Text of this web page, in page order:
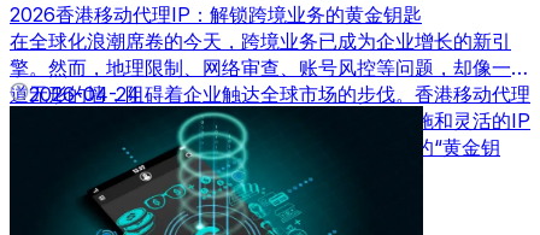
2026香港移动代理IP：解锁跨境业务的黄金钥匙
在全球化浪潮席卷的今天，跨境业务已成为企业增长的新引
擎。然而，地理限制、网络审查、账号风控等问题，却像一道
道无形的墙，阻碍着企业触达全球市场的步伐。香港移动代理
IP，凭借其独特的地理位置、优质的网络基础设施和灵活的IP
资源，正成为跨境企业突破壁垒、实现高效运营的“黄金钥
2026-04-24